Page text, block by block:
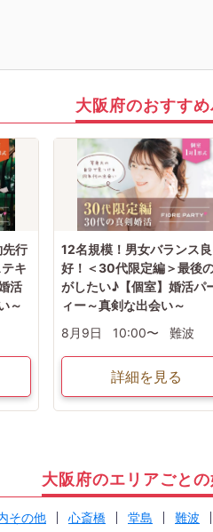
大阪府のおすす
先行
キ
活
～
12名規模！男女バランス良
好！＜30代限定編＞最後
がしたい♪【個室】婚活パ
ィー～真剣な出会い～
8月9日
10:00〜 難波
詳細を見る
大阪府のエリアごと
その他 心斎橋 堂島 難波